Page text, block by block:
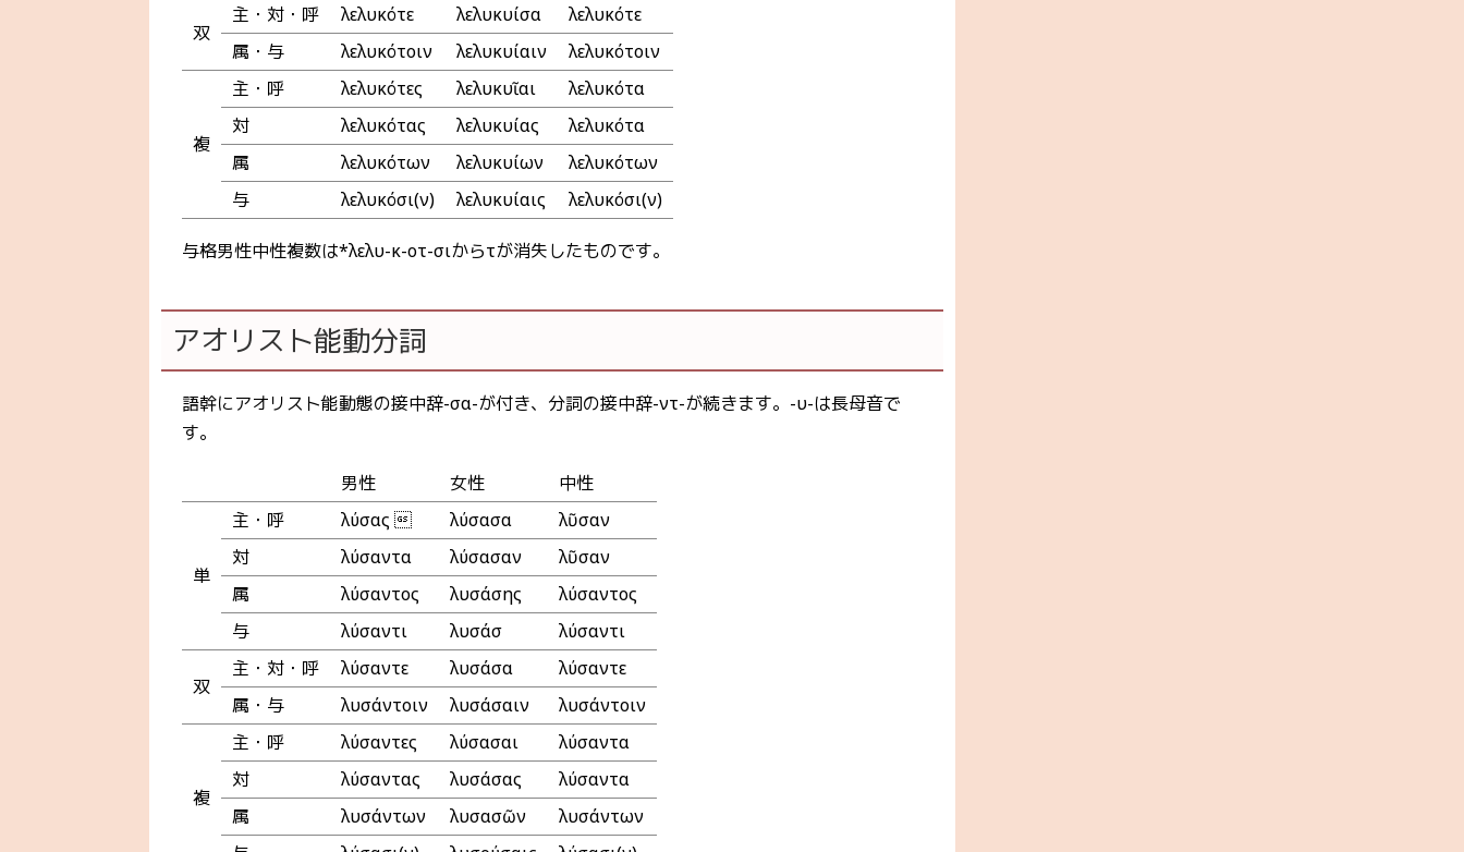
双
主・対・呼 λελυκότε λελυκυίσα
λελυκότε
属・与
λελυκότοιν λελυκυίαιν λελυκότοιν
複
主・呼 λελυκότες λελυκυῖαι
λελυκότα
対
λελυκότας λελυκυίας
λελυκότα
属
λελυκότων λελυκυίων
λελυκότων
与
λελυκόσι(ν) λελυκυίαις λελυκόσι(ν)
与格男性中性複数は*λελυ-κ-οτ-σιからτが消失したものです。
アオリスト能動分詞
語幹にアオリスト能動態の接中辞-σα-が付き、分詞の接中辞-ντ-が続きます。-υ-は長母音で
す。
男性 女性 中性
単
主・呼 λύσας λύσασα
λῦσαν
対
λύσαντα λύσασαν
λῦσαν
属
λύσαντος λυσάσης
λύσαντος
与
λύσαντι λυσάσῃ λύσαντι
双
主・対・呼 λύσαντε λυσάσα
λύσαντε
属・与
λυσάντοιν λυσάσαιν λυσάντοιν
複
主・呼 λύσαντες λύσασαι
λύσαντα
対
λύσαντας λυσάσας
λύσαντα
属
λυσάντων λυσασῶν
λυσάντων